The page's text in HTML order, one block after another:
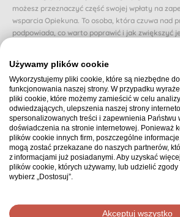
możesz przeznaczyć część swojej wpłaty na
wsparcia Opiekuna. To osoba, która czuwa nad
podpowiada, co warto poprawić i jak zwiększyć
Dzięki Opiekunowi organizator nie zostaje sam i
wsparcie na każdym etapie. Dzięki temu osoba,
może poczuć się naprawdę zaopiekowana.
Czy chcesz przeznaczyć proponowaną
wpłaty na zapewnienie zbiórce Opiekuna? Jeśli
kwotę.
10 zł z mojej wpłaty zapewnia wsparcie Opiekuna
Podsumowanie
Wybrana
Używamy plików cookie
Wykorzystujemy pliki cookie, które są niezbędne
funkcjonowania naszej strony. W przypadku
pliki cookie, które możemy zamieścić w celu
odwiedzających, ulepszenia naszej strony
spersonalizowanych treści i zapewnienia Państwu
doświadczenia na stronie internetowej. Ponieważ
plików cookie innych firm, poszczególne
mogą zostać przekazane do naszych partnerów,
z informacjami już posiadanymi. Aby uzyskać
plików cookie, których używamy, lub udzielić zgody
wybierz „Dostosuj”.
Akceptuj wszystko